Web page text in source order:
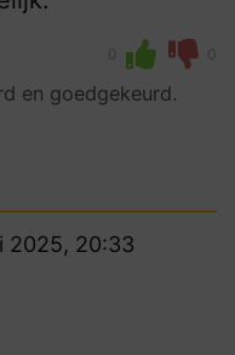
0 0
en goedgekeurd.
2025, 20:33